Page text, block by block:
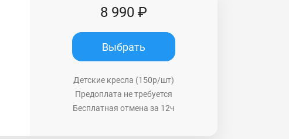
8 990 ₽
Выбрать
Детские кресла (150р/шт)
Предоплата не требуется
Бесплатная отмена за 12ч